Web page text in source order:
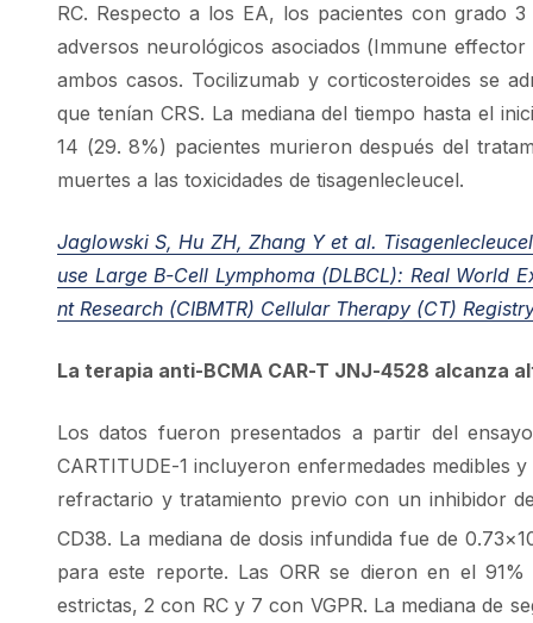
RC. Respecto a los EA, los pacientes con grado
adversos neurológicos asociados (Immune
ambos casos. Tocilizumab y corticosteroides se
que tenían CRS. La mediana del tiempo hasta el
14 (29. 8%) pacientes murieron después del
muertes a las toxicidades de tisagenlecleucel.
Jaglowski S, Hu ZH, Zhang Y et al.
use Large B-Cell Lymphoma (DLBCL): Real World
nt Research (CIBMTR) Cellular Therapy (CT)
La terapia anti-BCMA CAR-T JNJ-4528 alcanza
Los datos fueron presentados a partir del
CARTITUDE-1 incluyeron enfermedades medibles
refractario y tratamiento previo con un inhibidor
CD38. La mediana de dosis infundida fue de
para este reporte. Las ORR se dieron en el
estrictas, 2 con RC y 7 con VGPR. La mediana de